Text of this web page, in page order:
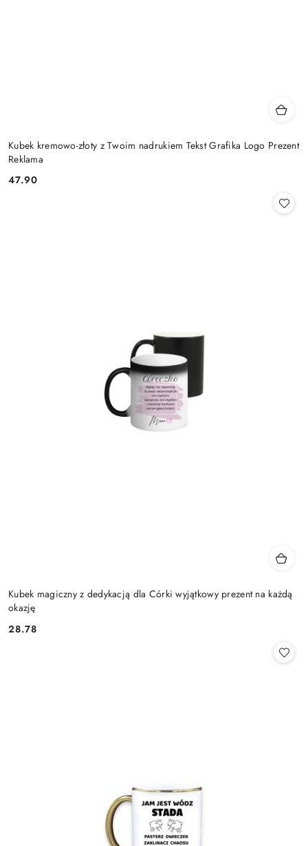
Kubek kremowo-złoty z Twoim nadrukiem Tekst Grafika Logo Prezent
Reklama
Cena:
47.90
Kubek magiczny z dedykacją dla Córki wyjątkowy prezent na każdą
okazję
Cena:
28.78